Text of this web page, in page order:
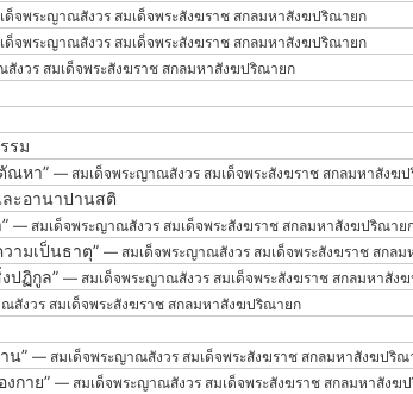
จพระญาณสังวร สมเด็จพระสังฆราช สกลมหาสังฆปริณายก
จพระญาณสังวร สมเด็จพระสังฆราช สกลมหาสังฆปริณายก
งวร สมเด็จพระสังฆราช สกลมหาสังฆปริณายก
รม
ณหา” — สมเด็จพระญาณสังวร สมเด็จพระสังฆราช สกลมหาสังฆ
ะอานาปานสติ
— สมเด็จพระญาณสังวร สมเด็จพระสังฆราช สกลมหาสังฆปริณาย
ามเป็นธาตุ” — สมเด็จพระญาณสังวร สมเด็จพระสังฆราช สกล
ปฏิกูล” — สมเด็จพระญาณสังวร สมเด็จพระสังฆราช สกลมหาสัง
สังวร สมเด็จพระสังฆราช สกลมหาสังฆปริณายก
น” — สมเด็จพระญาณสังวร สมเด็จพระสังฆราช สกลมหาสังฆปริณ
กาย” — สมเด็จพระญาณสังวร สมเด็จพระสังฆราช สกลมหาสังฆ